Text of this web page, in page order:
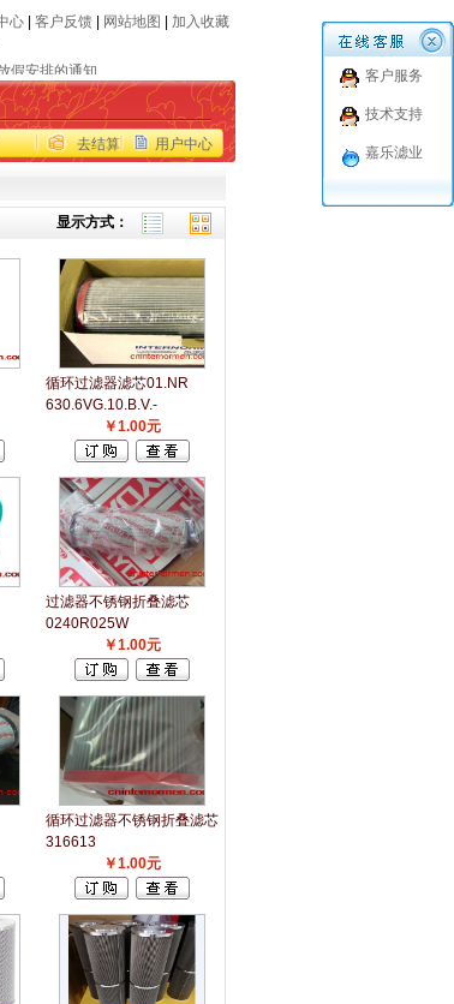
心 客户反馈 网站地图 加入收藏
过滤部
假安排的通知
过滤部
去结算 用户中心
客户服务
技术支持
嘉乐滤业
显示方式：
循环过滤器滤芯01.NR
630.6VG.10.B.V.-
￥1.00元
过滤器不锈钢折叠滤芯
0240R025W
￥1.00元
循环过滤器不锈钢折叠滤芯
316613
￥1.00元